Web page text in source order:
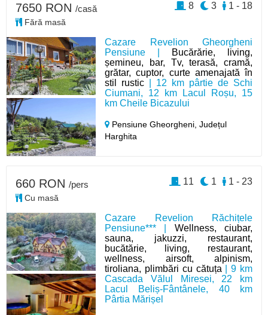
Cazare Revelion Gheorgheni
Pensiune |
Bucărărie, living,
șemineu, bar, Tv, terasă, cramă,
grătar, cuptor, curte amenajată în
stil rustic | 12 km pârtie de Schi
Ciumani, 12 km Lacul Roșu, 15
km Cheile Bicazului
Pensiune Gheorgheni,Județul
Harghita
7650 RON /casă
Fără masă
1 - 18
3
8
Cazare Revelion Răchițele
Pensiune*** | Wellness, ciubar,
sauna, jakuzzi, restaurant,
bucătărie, living, restaurant,
wellness, airsoft, alpinism,
tiroliana, plimbări cu cătuța | 9 km
Cascada Vălul Miresei, 22 km
Lacul Beliș-Fântânele, 40 km
Pârtia Mărișel
660 RON /pers
Cu masă
1 - 23
1
11